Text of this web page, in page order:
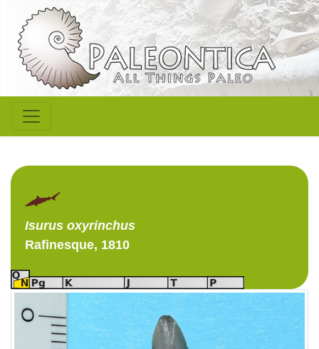
Isurus oxyrinchus
Rafinesque, 1810